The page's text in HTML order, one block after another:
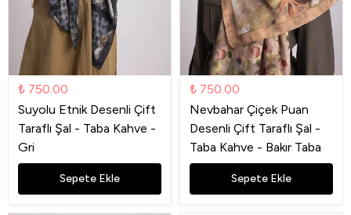
₺ 750.00
Suyolu Etnik Desenli Çift
Taraflı Şal - Taba Kahve -
Gri
Sepete Ekle
₺ 750.00
Nevbahar Çiçek Puan
Desenli Çift Taraflı Şal -
Taba Kahve - Bakır Taba
Sepete Ekle